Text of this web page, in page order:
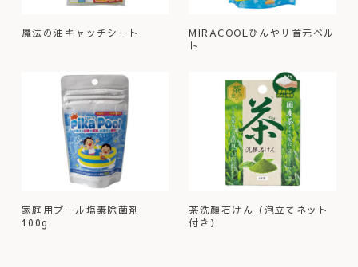
魔法の油キャッチシート
MIRACOOLひんやり首元ベル
ト
家庭用プール塩素除菌剤
100g
茶洗顔石けん（泡立てネット
付き）